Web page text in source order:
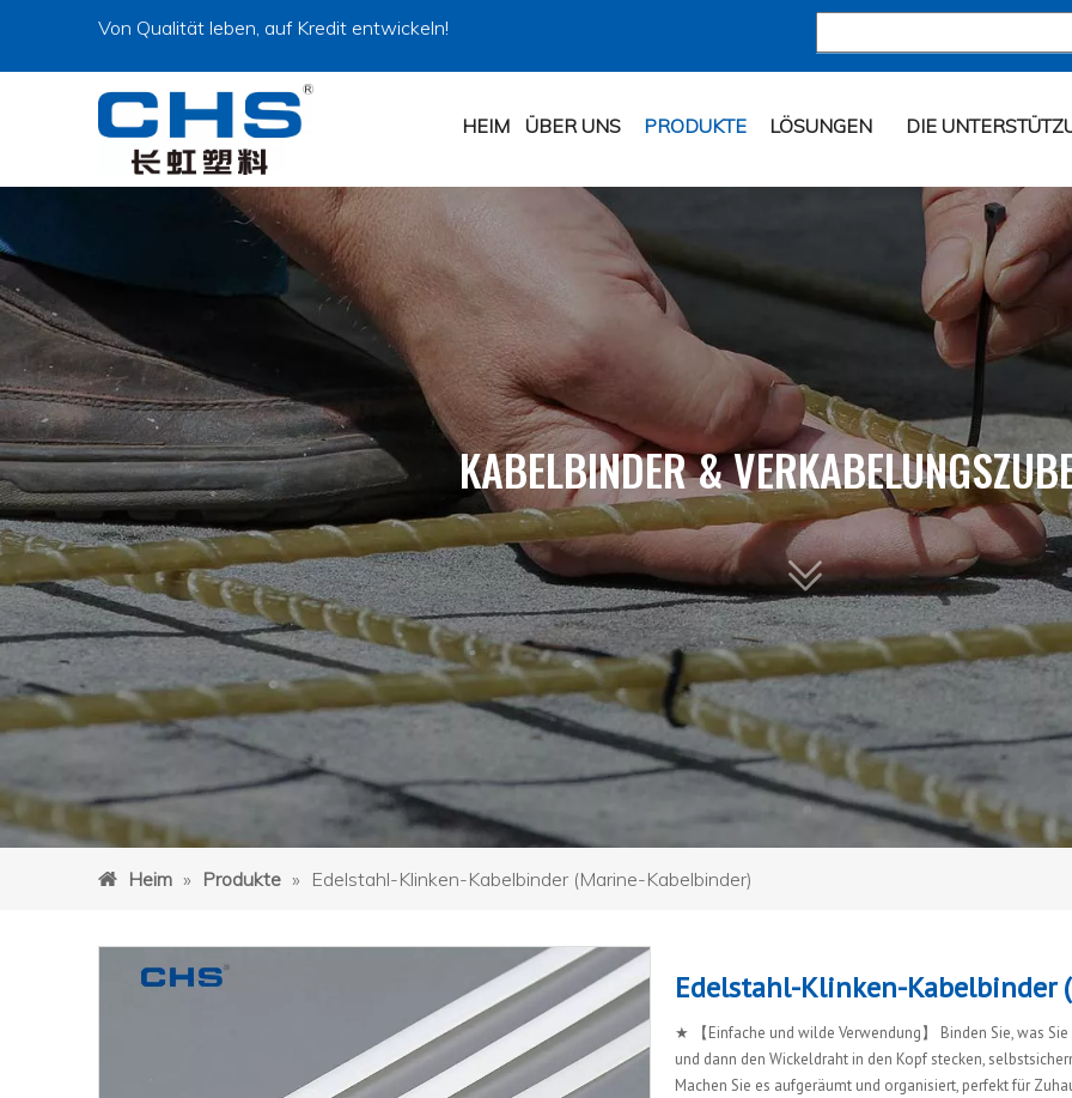
Von Qualität leben, auf Kredit entwickeln!
HEIM ÜBER UNS PRODUKTE LÖSUNGEN DIE
KABELBINDER &
Heim » Produkte » Edelstahl-Klinken-Kabelbinder (Marine-Kabelbinder)
Edelstahl-Klinken-Kabelbinder
★ 【Einfache und wilde Verwendung】 Binden Sie, was
und dann den Wickeldraht in den Kopf stecken,
Machen Sie es aufgeräumt und organisiert, perfekt für